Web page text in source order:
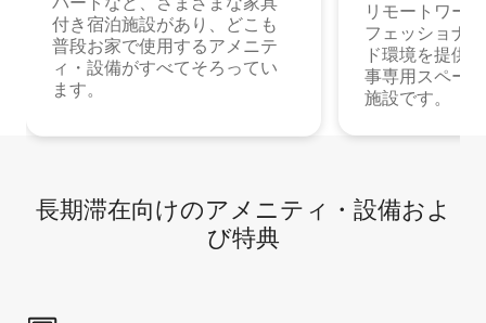
付き宿泊施設があり、どこも
普段お家で使用するアメニテ
ィ・設備がすべてそろってい
ます。
リモートワー
フェッショナ
ド環境を提供
事専用スペー
施設です。
長期滞在向け⁠のア⁠メ⁠ニ⁠テ⁠ィ⁠・設⁠備⁠およ
び特⁠典